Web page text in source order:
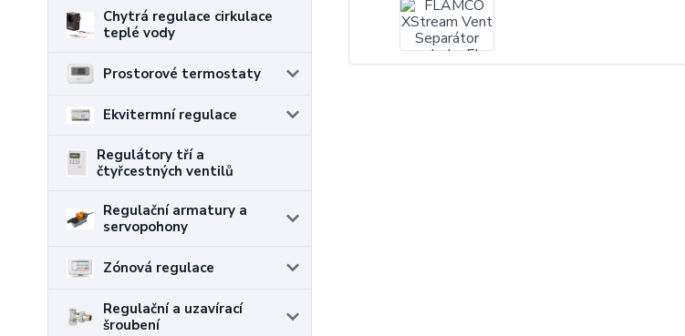
Chytrá regulace cirkulace
teplé vody
Prostorové termostaty
Ekvitermní regulace
Regulátory tří a
čtyřcestných ventilů
Regulační armatury a
servopohony
Zónová regulace
Regulační a uzavírací
šroubení